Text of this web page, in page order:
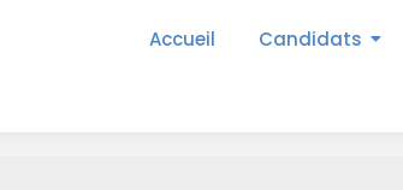
Accueil Candidats